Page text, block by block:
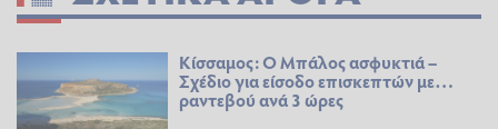
Κίσσαμος: Ο Μπάλος ασφυκτιά –
Σχέδιο για είσοδο επισκεπτών με…
ραντεβού ανά 3 ώρες